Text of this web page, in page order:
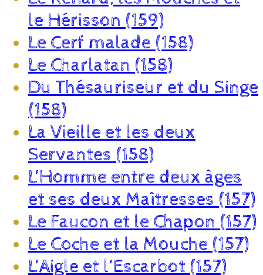
le Hérisson (159)
Le Cerf malade (158)
Le Charlatan (158)
Du Thésauriseur et du Singe
(158)
La Vieille et les deux
Servantes (158)
L’Homme entre deux âges
et ses deux Maîtresses (157)
Le Faucon et le Chapon (157)
Le Coche et la Mouche (157)
L’Aigle et l’Escarbot (157)